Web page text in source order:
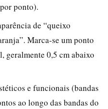
ponto).
de “queixo
Marca-se um ponto
geralmente 0,5 cm abaixo
e funcionais (bandas
ao longo das bandas do